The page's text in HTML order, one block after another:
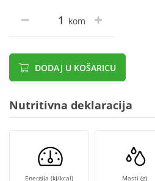
kom
DODAJ U KOŠARICU
Nutritivna deklaracija
Energija (kJ/kcal) Masti (g)